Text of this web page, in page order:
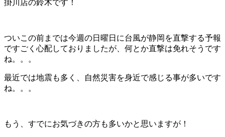
掛川店の鈴木です！
ついこの前までは今週の日曜日に台風が静岡を直撃する予報
ですごく心配しておりましたが、何とか直撃は免れそうです
ね。。。
最近では地震も多く、自然災害を身近で感じる事が多いです
ね。。。
もう、すでにお気づきの方も多いかと思いますが！